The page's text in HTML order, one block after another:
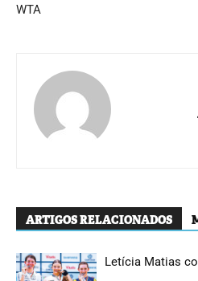
WTA
ARTIGOS RELACIONADOS
Letícia Matias